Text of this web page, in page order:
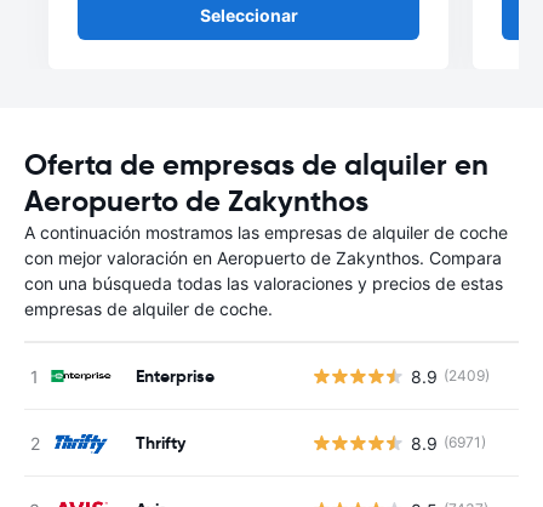
Seleccionar
Oferta de empresas de alquiler en
Aeropuerto de Zakynthos
A continuación mostramos las empresas de alquiler de coche
con mejor valoración en Aeropuerto de Zakynthos. Compara
con una búsqueda todas las valoraciones y precios de estas
empresas de alquiler de coche.
Enterprise 8.9 (2409)
Thrifty 8.9 (6971)